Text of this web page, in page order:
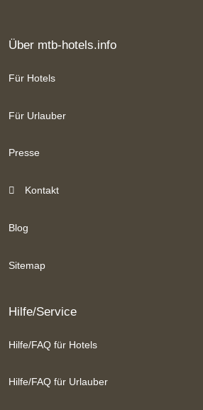
Über mtb-hotels.info
Für Hotels
Für Urlauber
Presse
Kontakt
Blog
Sitemap
Hilfe/Service
Hilfe/FAQ für Hotels
Hilfe/FAQ für Urlauber